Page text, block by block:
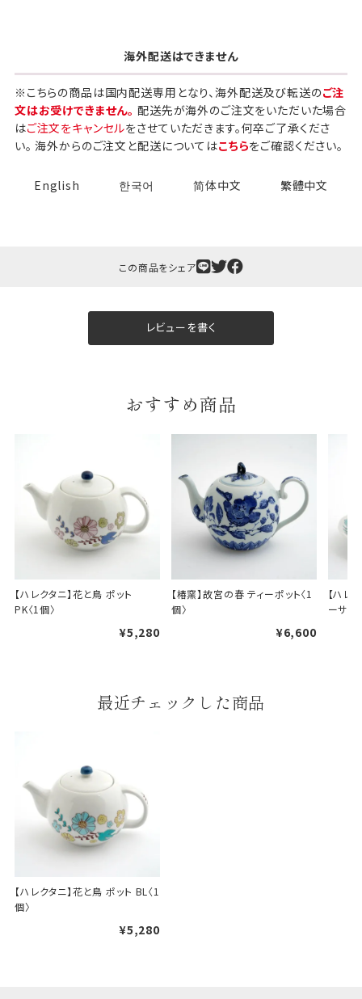
斗（のし）掛け・ギフト包装・手提げ袋を無料サービス
包装紙について
包装紙は2種類あります。
A.一般的なギフトに使用する包装紙です。
B.婚礼や出産、長寿祝などに使用する包装紙です。
B
一般的なギフト包装
婚礼や出産などのギフト
包装
あります。
天掛け包装について
手提袋はお付けできません。
海外配送はできません
※こちらの商品は国内配送専用となり、海外配送及び転送のご注
文はお受けできません。 配送先が海外のご注文をいただいた場合
はご注文をキャンセルをさせていただきます。何卒ご了承くださ
い。 海外からのご注文と配送についてはこちらをご確認ください。
English 한국어 简体中文 繁體中文
この商品をシェア
レビューを書く
おすすめ商品
【ハレクタニ】花と鳥 ポット
PK〈1個〉
¥5,280
【椿窯】故宮の春 ティーポット〈1
個〉
¥6,600
【ハレ
ーサー
最近チェックした商品
【ハレクタニ】花と鳥 ポット BL〈1
個〉
¥5,280